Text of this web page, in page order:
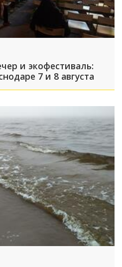
и экофестиваль:
7 и 8 августа